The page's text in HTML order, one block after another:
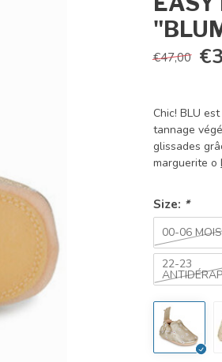
€47,00
Chic! BLU
tannage
glissades
marguerite o
Size: *
00-06
22-23